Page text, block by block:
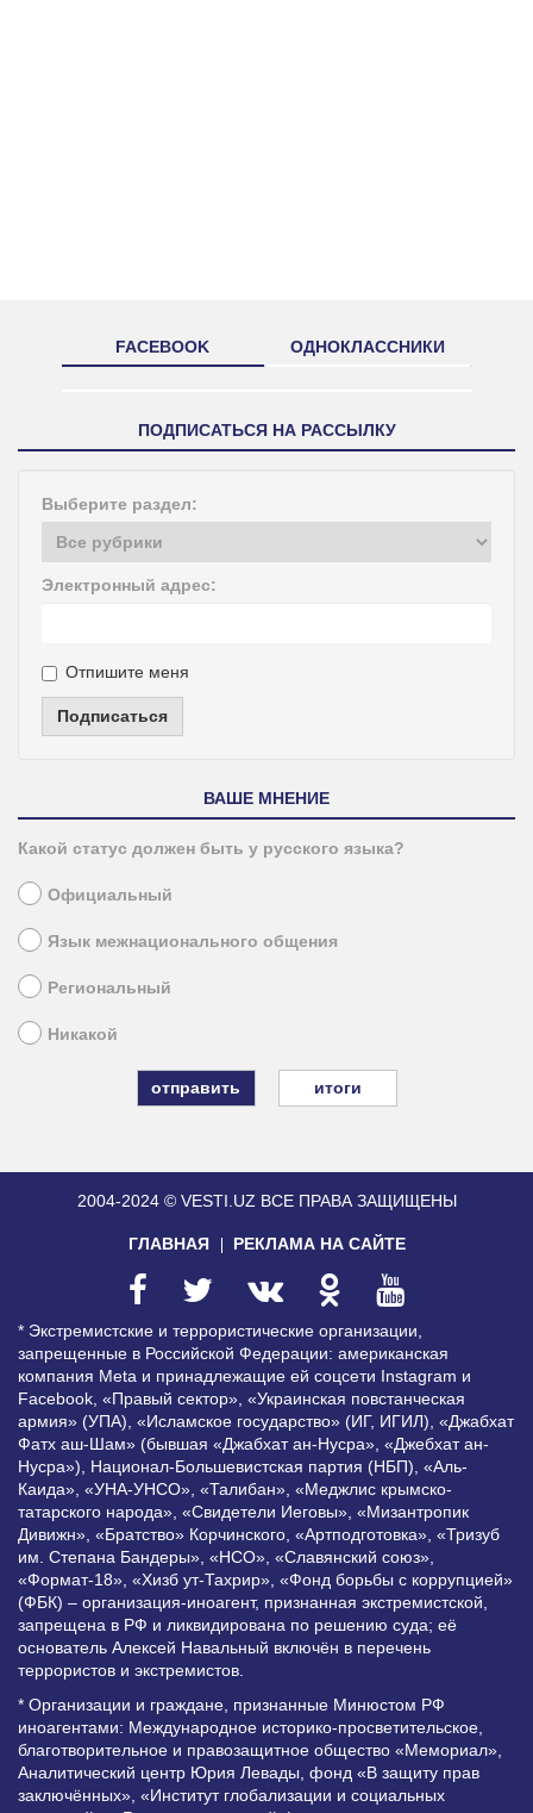
FACEBOOK ОДНОКЛАССНИКИ
ПОДПИСАТЬСЯ НА РАССЫЛКУ
Выберите раздел:
Электронный адрес:
Отпишите меня
Подписаться
ВАШЕ МНЕНИЕ
Какой статус должен быть у русского языка?
Официальный
Язык межнационального общения
Региональный
Никакой
итоги
2004-2024 © VESTI.UZ ВСЕ ПРАВА ЗАЩИЩЕНЫ
ГЛАВНАЯ РЕКЛАМА НА САЙТЕ
* Экстремистские и террористические организации,
запрещенные в Российской Федерации: американская
компания Meta и принадлежащие ей соцсети Instagram и
Facebook, «Правый сектор», «Украинская повстанческая
армия» (УПА), «Исламское государство» (ИГ, ИГИЛ), «Джабхат
Фатх аш-Шам» (бывшая «Джабхат ан-Нусра», «Джебхат ан-
Нусра»), Национал-Большевистская партия (НБП), «Аль-
Каида», «УНА-УНСО», «Талибан», «Меджлис крымско-
татарского народа», «Свидетели Иеговы», «Мизантропик
Дивижн», «Братство» Корчинского, «Артподготовка», «Тризуб
им. Степана Бандеры», «НСО», «Славянский союз»,
«Формат-18», «Хизб ут-Тахрир», «Фонд борьбы с коррупцией»
(ФБК) – организация-иноагент, признанная экстремистской,
запрещена в РФ и ликвидирована по решению суда; её
основатель Алексей Навальный включён в перечень
террористов и экстремистов.
* Организации и граждане, признанные Минюстом РФ
иноагентами: Международное историко-просветительское,
благотворительное и правозащитное общество «Мемориал»,
Аналитический центр Юрия Левады, фонд «В защиту прав
заключённых», «Институт глобализации и социальных